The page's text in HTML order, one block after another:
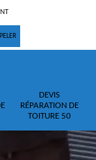
DEVIS
RÉPARATION DE
TOITURE 50